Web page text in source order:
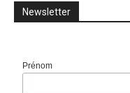
Newsletter
Prénom